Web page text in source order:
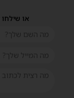
או שילחו